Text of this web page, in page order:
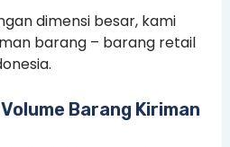
dimensi besar, kami
barang – barang retail
Barang Kiriman